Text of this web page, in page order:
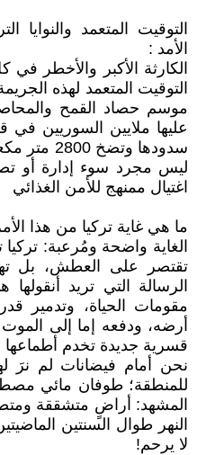
التوقيت المتعمد والنوايا
الأمد :
الكارثة الأكبر والأخطر
التوقيت المتعمد لهذه
موسم حصاد القمح
عليها ملايين السوريين في
سدودها
ليس مجرد سوء إدارة أو
اغتيال ممنهج للأمن الغذائي
ما هي غاية تركيا من هذا
الغاية واضحة ومُرعبة:
تقتصر على العطش، بل
الرسالة التي تريد
مقومات الحياة، وتدمير
أرضه، ودفعه إما إلى
قسرية جديدة تخدم أطماعها
نحن أمام فيضانات لم نرَ
للمنطقة؛ طوفان مائي
المشهد: أراضٍ متشققة
النهر طوال السنتين
لا يرحم!